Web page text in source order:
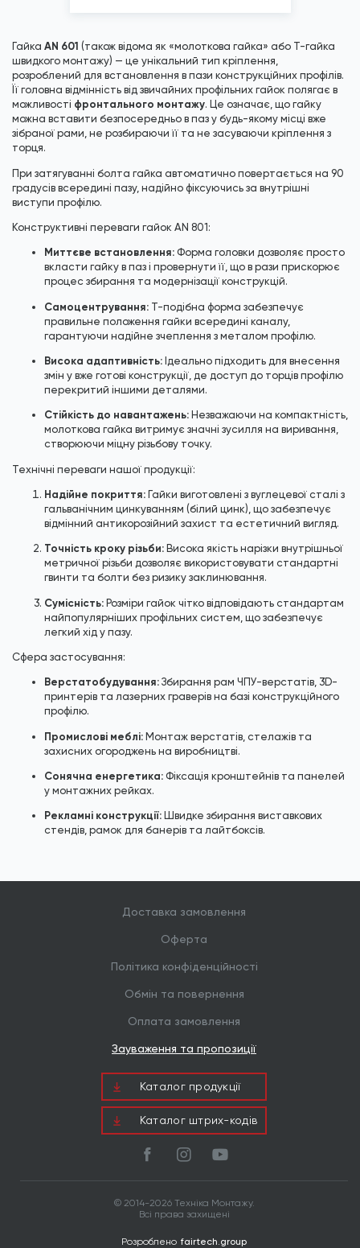
Гайка AN 601 (також відома як «молоткова гайка» або Т-гайка
швидкого монтажу) — це унікальний тип кріплення,
розроблений для встановлення в пази конструкційних профілів.
Її головна відмінність від звичайних профільних гайок полягає в
можливості фронтального монтажу. Це означає, що гайку
можна вставити безпосередньо в паз у будь-якому місці вже
зібраної рами, не розбираючи її та не засуваючи кріплення з
торця.
При затягуванні болта гайка автоматично повертається на 90
градусів всередині пазу, надійно фіксуючись за внутрішні
виступи профілю.
Конструктивні переваги гайок AN 801:
Миттєве встановлення: Форма головки дозволяє просто
вкласти гайку в паз і провернути її, що в рази прискорює
процес збирання та модернізації конструкцій.
Самоцентрування: Т-подібна форма забезпечує
правильне положення гайки всередині каналу,
гарантуючи надійне зчеплення з металом профілю.
Висока адаптивність: Ідеально підходить для внесення
змін у вже готові конструкції, де доступ до торців профілю
перекритий іншими деталями.
Стійкість до навантажень: Незважаючи на компактність,
молоткова гайка витримує значні зусилля на виривання,
створюючи міцну різьбову точку.
Технічні переваги нашої продукції:
Надійне покриття: Гайки виготовлені з вуглецевої сталі з
гальванічним цинкуванням (білий цинк), що забезпечує
відмінний антикорозійний захист та естетичний вигляд.
Точність кроку різьби: Висока якість нарізки внутрішньої
метричної різьби дозволяє використовувати стандартні
гвинти та болти без ризику заклинювання.
Сумісність: Розміри гайок чітко відповідають стандартам
найпопулярніших профільних систем, що забезпечує
легкий хід у пазу.
Сфера застосування:
Верстатобудування: Збирання рам ЧПУ-верстатів, 3D-
принтерів та лазерних граверів на базі конструкційного
профілю.
Промислові меблі: Монтаж верстатів, стелажів та
захисних огороджень на виробництві.
Сонячна енергетика: Фіксація кронштейнів та панелей
у монтажних рейках.
Рекламні конструкції: Швидке збирання виставкових
стендів, рамок для банерів та лайтбоксів.
Доставка замовлення
Оферта
Політика конфіденційності
Обмін та повернення
Оплата замовлення
Зауваження та пропозиції
Каталог продукцiї
Каталог штрих-кодів
© 2014-2026 Техніка Монтажу.
Всі права захищені
Розроблено fairtech.group